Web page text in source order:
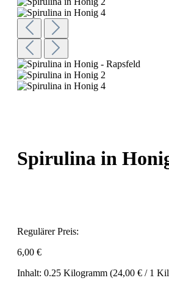
Spirulina in
Regulärer Preis:
6,00 €
Inhalt: 0.25 Kilogramm (24,00 € / 1